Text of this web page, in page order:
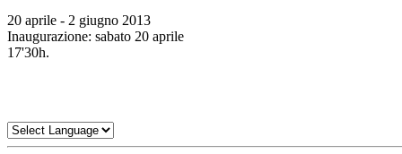
20 aprile - 2 giugno 2013
Inaugurazione: sabato 20 aprile
17'30h.